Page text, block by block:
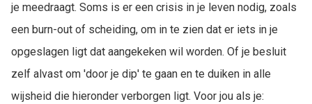
je meedraagt. Soms is er een crisis in je leven nodig, zoals
een burn-out of scheiding, om in te zien dat er iets in je
opgeslagen ligt dat aangekeken wil worden. Of je besluit
zelf alvast om 'door je dip' te gaan en te duiken in alle
wijsheid die hieronder verborgen ligt. Voor jou als je: